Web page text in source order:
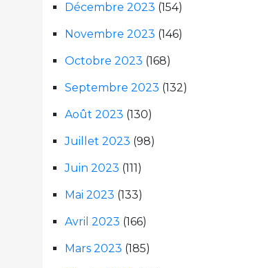
Décembre 2023 (154)
Novembre 2023 (146)
Octobre 2023 (168)
Septembre 2023 (132)
Août 2023 (130)
Juillet 2023 (98)
Juin 2023 (111)
Mai 2023 (133)
Avril 2023 (166)
Mars 2023 (185)